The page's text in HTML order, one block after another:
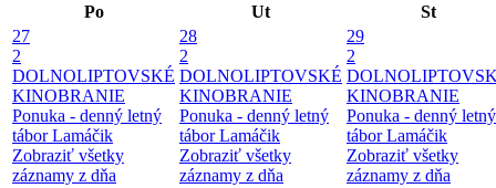
Po
Ut
St
27
2
DOLNOLIPTOVSKÉ
KINOBRANIE
Ponuka - denný letný
tábor Lamáčik
Zobraziť všetky
záznamy z dňa
28
2
DOLNOLIPTOVSKÉ
KINOBRANIE
Ponuka - denný letný
tábor Lamáčik
Zobraziť všetky
záznamy z dňa
29
2
KINOBRANIE
Ponuka - denný letný
tábor Lamáčik
Zobraziť všetky
záznamy z dňa